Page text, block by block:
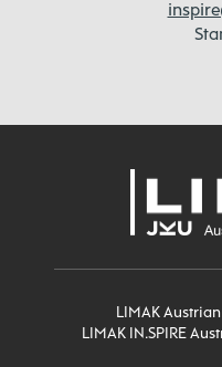
LIMAK
LIMAK IN.SPIRE